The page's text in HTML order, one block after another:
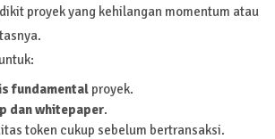
proyek yang kehilangan momentum atau
fundamental proyek.
dan whitepaper.
token cukup sebelum bertransaksi.